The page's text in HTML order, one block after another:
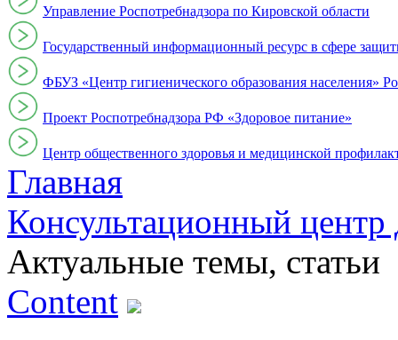
Управление Роспотребнадзора по Кировской области
Государственный информационный ресурс в сфере
ФБУЗ «Центр гигиенического образования населения»
Проект Роспотребнадзора РФ «Здоровое питание»
Центр общественного здоровья и медицинской
Главная
Консультационный центр
Актуальные темы, cтатьи
Content